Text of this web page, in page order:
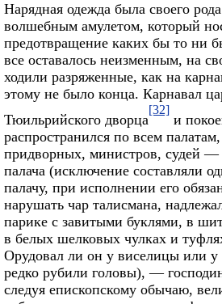
Нарядная одежда была своего
волшебным амулетом, который
предотвращение каких бы то ни
все оставалось неизменным, на
ходили разряженные, как на
этому не было конца. Карнавал
Тюильрийского дворца
[32]
и
распространился по всем
придворных, министров, судей —
палача (исключение составляли
палачу, при исполнении его
нарушать чар талисмана,
парике с завитыми буклями, в
в белых шелковых чулках и
Орудовал ли он у виселицы или у
редко рубили головы), —
следуя епископскому обычаю,